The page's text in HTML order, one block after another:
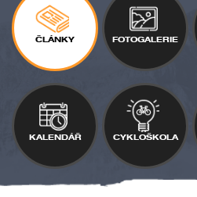
ČLÁNKY FOTOGALERIE
KALENDÁŘ CYKLOŠKOLA